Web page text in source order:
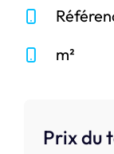
Prix du
m²